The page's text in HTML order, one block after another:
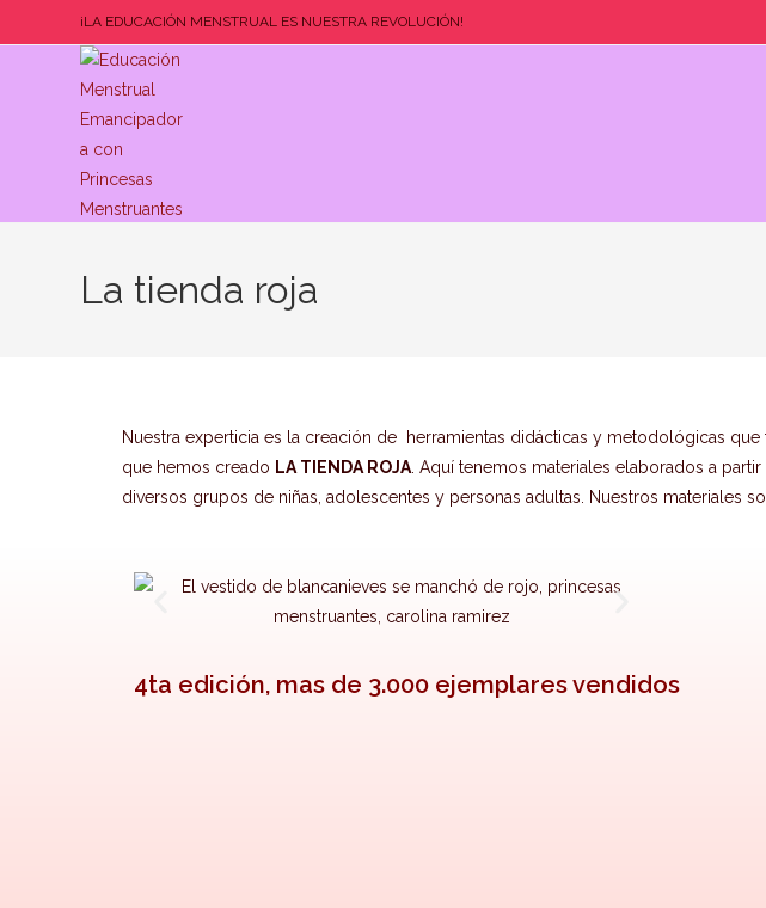
¡LA EDUCACIÓN MENSTRUAL ES NUESTRA REVOLUCIÓN!
La tienda roja
Nuestra experticia es la creación de herramientas didácticas y metodológicas
que hemos creado LA TIENDA ROJA . Aquí tenemos materiales elaborados a
diversos grupos de niñas, adolescentes y personas adultas. Nuestros materiales
4ta edición, mas de 3.000 ejemplares vendidos